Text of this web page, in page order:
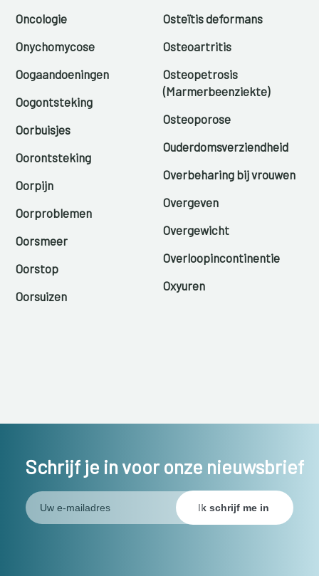
Oncologie
Onychomycose
Oogaandoeningen
Oogontsteking
Oorbuisjes
Oorontsteking
Oorpijn
Oorproblemen
Oorsmeer
Oorstop
Oorsuizen
Osteïtis deformans
Osteoartritis
Osteopetrosis
(Marmerbeenziekte)
Osteoporose
Ouderdomsverziendheid
Overbeharing bij vrouwen
Overgeven
Overgewicht
Overloopincontinentie
Oxyuren
Schrijf je in voor onze nieuwsbrief